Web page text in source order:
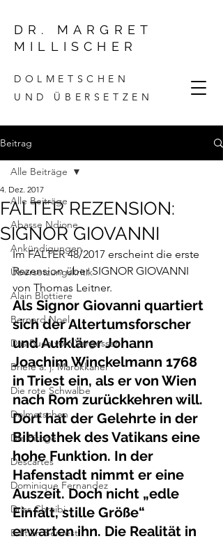
DR. MARGRET
MILLISCHER
DOLMETSCHEN
UND ÜBERSETZEN
Beitrag
Alle Beiträge
Abasse Ndione
Ankündigungen
Übersetzungskritik
Alain Blottiere
Bernard Noel
Das Buch vom Vergessen
Briefe a. j. Marokkaner
Die rote Schwalbe
Dolmetschen
Die Piroge
Descartes
Dominique Fernandez
Driss Chraibi
Edition Bernest
Alle Beiträge
FALTER REZENSION:
SIGNOR GIOVANNI
4. Dez. 2017
Im FALTER 48/2017 erscheint die erste
Rezension über SIGNOR GIOVANNI
von Thomas Leitner.
Als Signor Giovanni quartiert
sich der Altertumsforscher
und Aufklärer Johann
Joachim Winckelmann 1768
in Triest ein, als er von Wien
nach Rom zurückkehren will.
Dort hat der Gelehrte in der
Bibliothek des Vatikans eine
hohe Funktion. In der
Hafenstadt nimmt er eine
Auszeit. Doch nicht „edle
Einfalt, stille Größe“
erwarten ihn. Die Realität in